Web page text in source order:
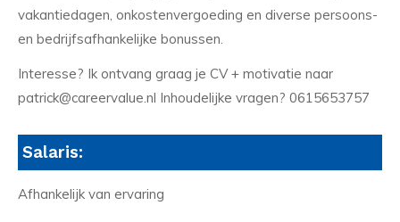
vakantiedagen, onkostenvergoeding en diverse persoons-
en bedrijfsafhankelijke bonussen.
Interesse? Ik ontvang graag je CV + motivatie naar
patrick@careervalue.nl Inhoudelijke vragen? 0615653757
Salaris:
Afhankelijk van ervaring